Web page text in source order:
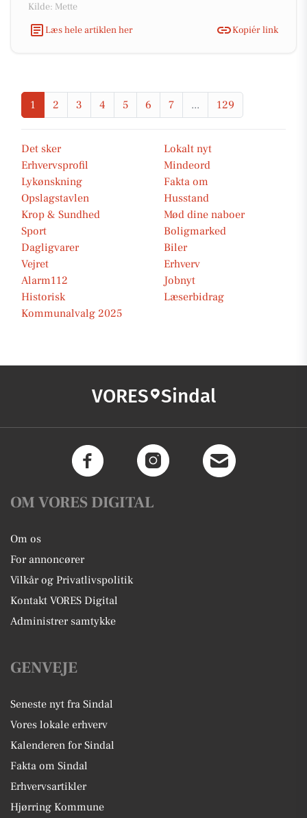
Kilde: Mette
Læs hele artiklen her
Kopiér link
1 2 3 4 5 6 7 ... 129
Det sker
Lokalt nyt
Erhvervsprofil
Mindeord
Lykønskning
Fakta om
Opslagstavlen
Husstand
Krop & Sundhed
Mød dine naboer
Sport
Boligmarked
Dagligvarer
Biler
Vejret
Erhverv
Alarm112
Jobnyt
Historisk
Læserbidrag
Kommunalvalg 2025
VORES Sindal
OM VORES DIGITAL
Om os
For annoncører
Vilkår og Privatlivspolitik
Kontakt VORES Digital
Administrer samtykke
GENVEJE
Seneste nyt fra Sindal
Vores lokale erhverv
Kalenderen for Sindal
Fakta om Sindal
Erhvervsartikler
Hjørring Kommune